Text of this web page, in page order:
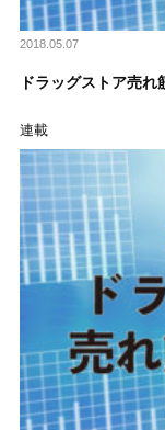
2018.05.07
ドラッグストア売
連載